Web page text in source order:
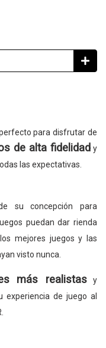
para disfrutar de
de alta fidelidady
las expectativas.
su concepción para
puedan dar rienda
mejores juegos y las
visto nunca.
más realistasy
experiencia de juego al